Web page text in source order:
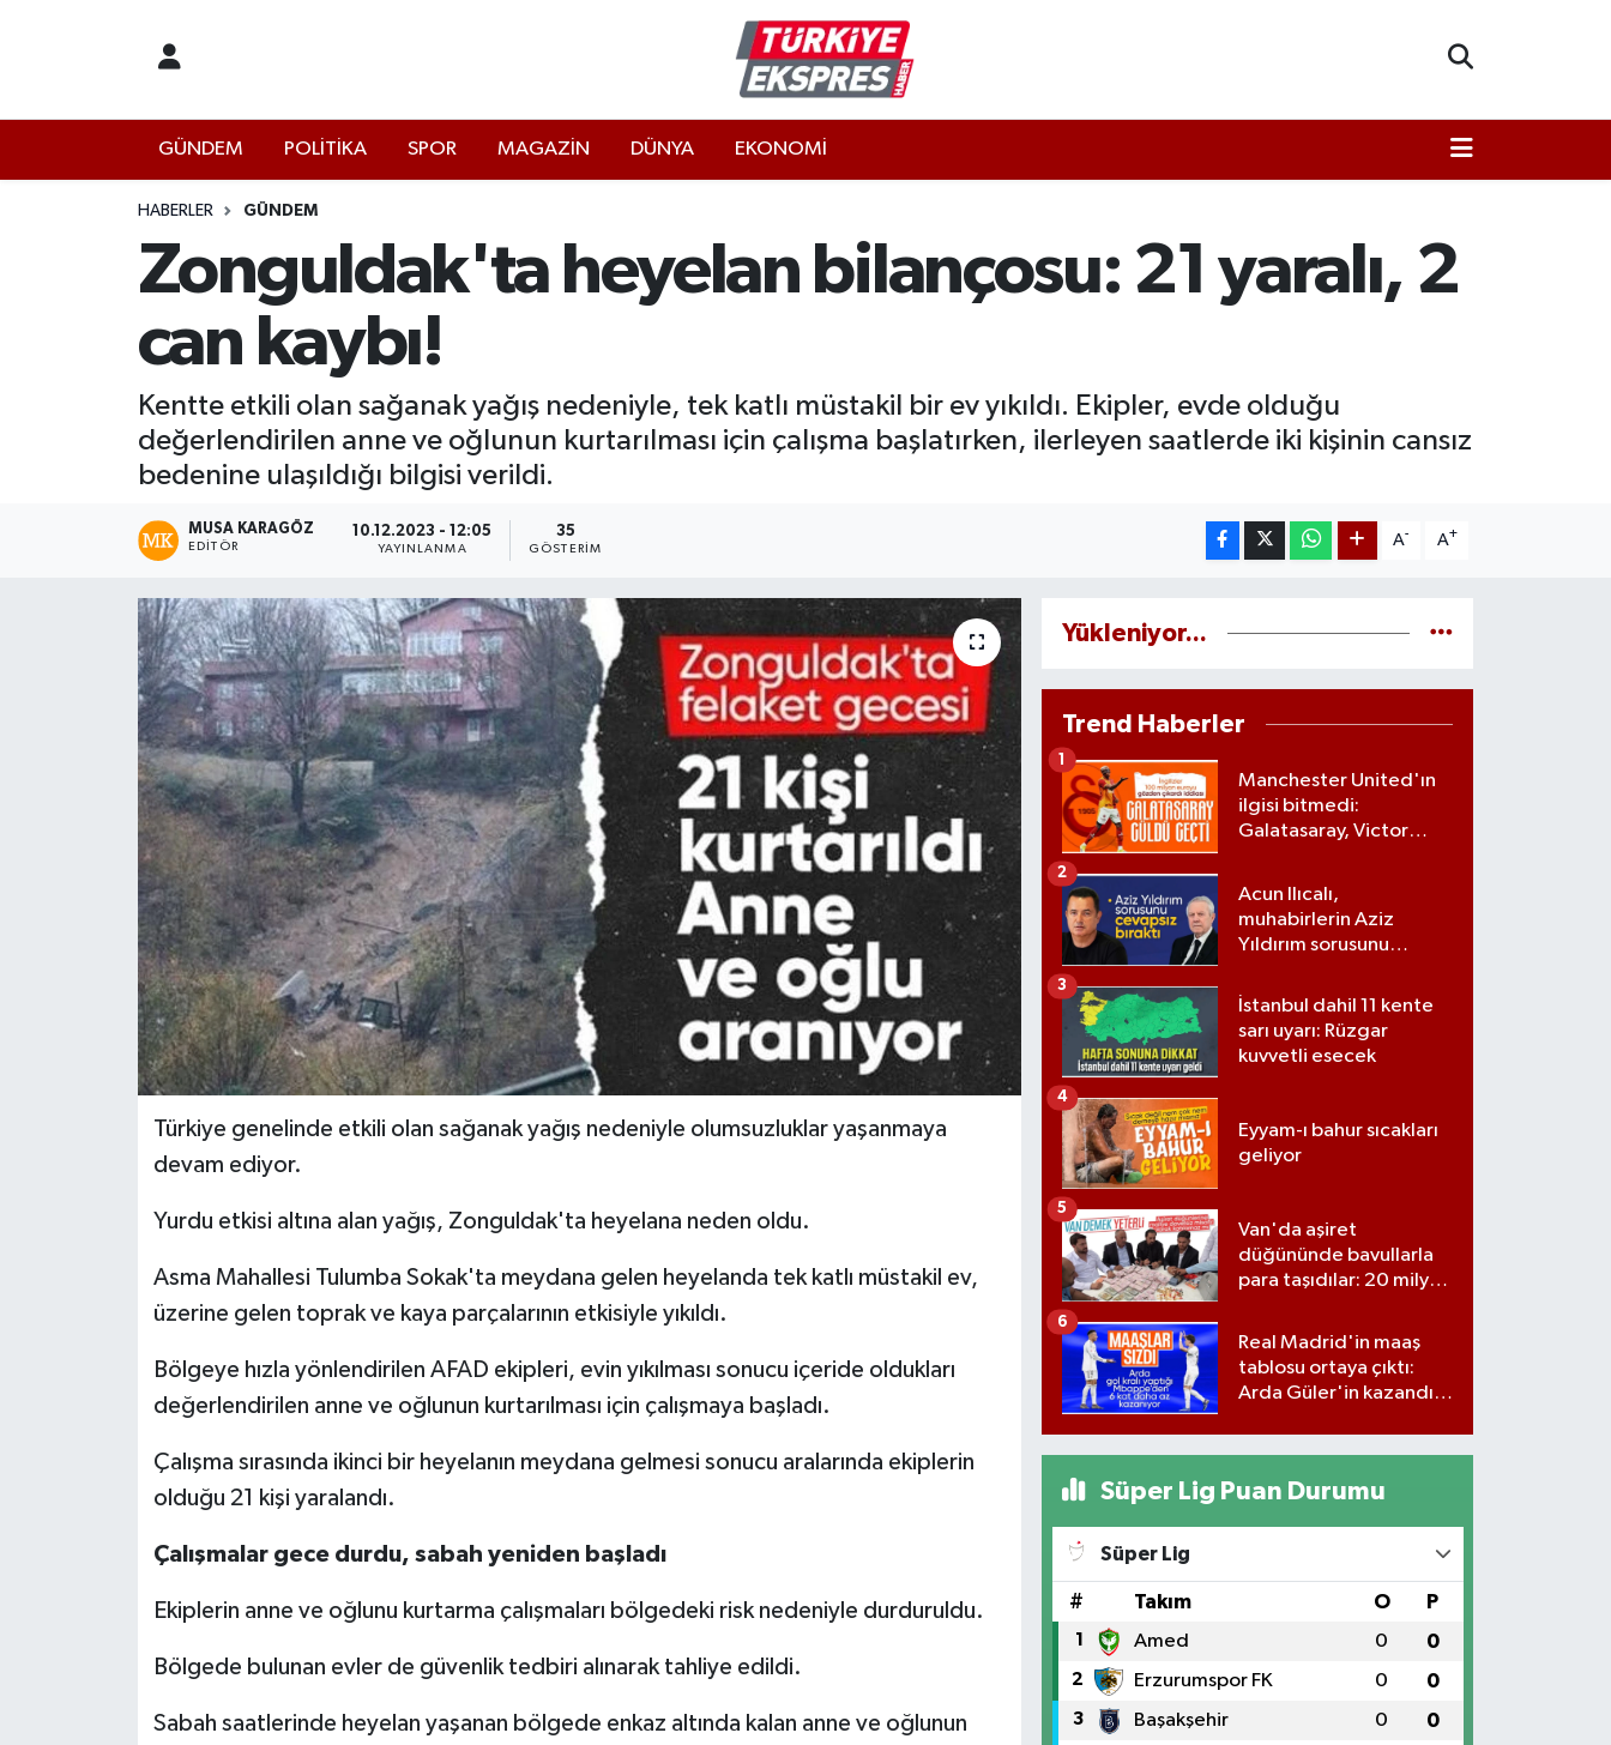
GÜNDEM POLİTİKA SPOR MAGAZİN DÜNYA EKONOMİ
HABERLER GÜNDEM
Zonguldak'ta heyelan bilançosu: 21 yaralı, 2
can kaybı!
Kentte etkili olan sağanak yağış nedeniyle, tek katlı müstakil bir ev yıkıldı. Ekipler, evde olduğu
değerlendirilen anne ve oğlunun kurtarılması için çalışma başlatırken, ilerleyen saatlerde iki kişinin cansız
bedenine ulaşıldığı bilgisi verildi.
MUSA KARAGÖZ
EDITÖR
10.12.2023 - 12:05
YAYINLANMA
35
GÖSTERIM
A- A+
Türkiye genelinde etkili olan sağanak yağış nedeniyle olumsuzluklar yaşanmaya
devam ediyor.
Yurdu etkisi altına alan yağış, Zonguldak'ta heyelana neden oldu.
Asma Mahallesi Tulumba Sokak'ta meydana gelen heyelanda tek katlı müstakil ev,
üzerine gelen toprak ve kaya parçalarının etkisiyle yıkıldı.
Bölgeye hızla yönlendirilen AFAD ekipleri, evin yıkılması sonucu içeride oldukları
değerlendirilen anne ve oğlunun kurtarılması için çalışmaya başladı.
Çalışma sırasında ikinci bir heyelanın meydana gelmesi sonucu aralarında ekiplerin
olduğu 21 kişi yaralandı.
Çalışmalar gece durdu, sabah yeniden başladı
Ekiplerin anne ve oğlunu kurtarma çalışmaları bölgedeki risk nedeniyle durduruldu.
Bölgede bulunan evler de güvenlik tedbiri alınarak tahliye edildi.
Sabah saatlerinde heyelan yaşanan bölgede enkaz altında kalan anne ve oğlunun
Yükleniyor...
Trend Haberler
Manchester United'ın
ilgisi bitmedi:
Galatasaray, Victor
verdi
1
Acun Ilıcalı,
muhabirlerin Aziz
Yıldırım sorusunu
2
İstanbul dahil 11 kente
sarı uyarı: Rüzgar
kuvvetli esecek
3
Eyyam-ı bahur sıcakları
geliyor
4
Van'da aşiret
düğününde bavullarla
para taşıdılar: 20 milyon
5
Real Madrid'in maaş
tablosu ortaya çıktı:
Arda Güler'in kazandığı
6
Süper Lig Puan Durumu
Süper Lig
# Takım O P
1 Amed 0 0
2 Erzurumspor FK 0 0
3 Başakşehir 0 0
İstanbul Hava Durumu
İstanbul Namaz Vakitleri
İstanbul Trafik Yoğunluk Haritası
Süper Lig Puan Durumu ve Fikstür
Tüm Manşetler
Son Dakika Haberleri
Haber Arşivi